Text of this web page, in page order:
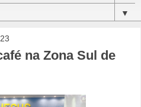
▼
na Zona Sul de